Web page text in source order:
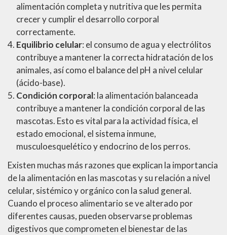
alimentación completa y nutritiva que les permita
crecer y cumplir el desarrollo corporal
correctamente.
Equilibrio celular: el consumo de agua y electrólitos
contribuye a mantener la correcta hidratación de los
animales, así como el balance del pH a nivel celular
(ácido-base).
Condición corporal: la alimentación balanceada
contribuye a mantener la condición corporal de las
mascotas. Esto es vital para la actividad física, el
estado emocional, el sistema inmune,
musculoesquelético y endocrino de los perros.
Existen muchas más razones que explican la importancia
de la alimentación en las mascotas y su relación a nivel
celular, sistémico y orgánico con la salud general.
Cuando el proceso alimentario se ve alterado por
diferentes causas, pueden observarse problemas
digestivos que comprometen el bienestar de las